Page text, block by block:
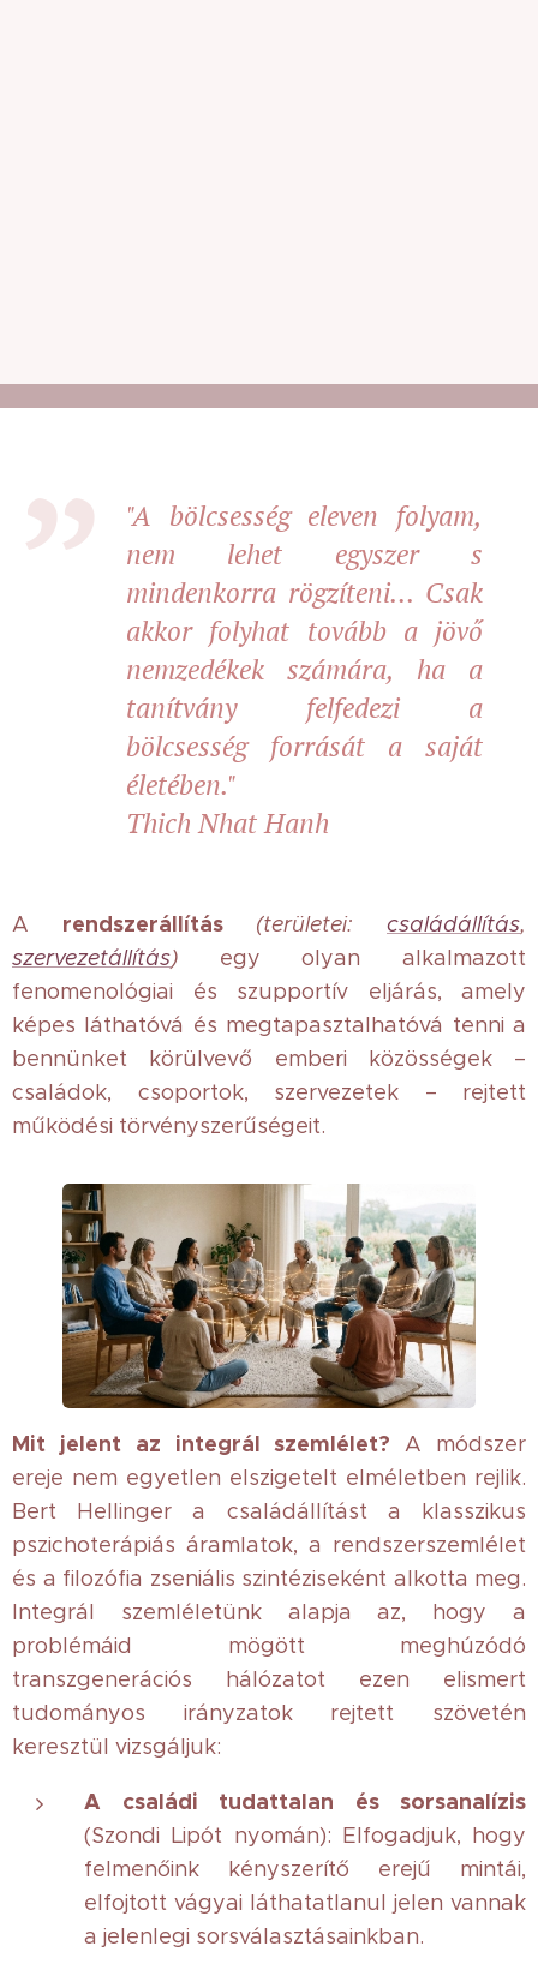
"A bölcsesség eleven folyam,
nem lehet egyszer s
mindenkorra rögzíteni... Csak
akkor folyhat tovább a jövő
nemzedékek számára, ha a
tanítvány felfedezi a
bölcsesség forrását a saját
életében."
Thich Nhat Hanh
A rendszerállítás (területei:családállítás,
szervezetállítás) egy olyan alkalmazott
fenomenológiai és szupportív eljárás, amely
képes láthatóvá és megtapasztalhatóvá tenni a
bennünket körülvevő emberi közösségek –
családok, csoportok, szervezetek – rejtett
működési törvényszerűségeit.
Mit jelent az integrál szemlélet? A módszer
ereje nem egyetlen elszigetelt elméletben rejlik.
Bert Hellinger a családállítást a klasszikus
pszichoterápiás áramlatok, a rendszerszemlélet
és a filozófia zseniális szintéziseként alkotta meg.
Integrál szemléletünk alapja az, hogy a
problémáid mögött meghúzódó
transzgenerációs hálózatot ezen elismert
tudományos irányzatok rejtett szövetén
keresztül vizsgáljuk:
A családi tudattalan és sorsanalízis
(Szondi Lipót nyomán): Elfogadjuk, hogy
felmenőink kényszerítő erejű mintái,
elfojtott vágyai láthatatlanul jelen vannak
a jelenlegi sorsválasztásainkban.